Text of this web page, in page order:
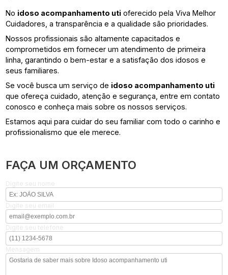
No idoso acompanhamento uti oferecido pela Viva Melhor
Cuidadores, a transparência e a qualidade são prioridades.
Nossos profissionais são altamente capacitados e
comprometidos em fornecer um atendimento de primeira
linha, garantindo o bem-estar e a satisfação dos idosos e
seus familiares.
Se você busca um serviço de idoso acompanhamento uti
que ofereça cuidado, atenção e segurança, entre em contato
conosco e conheça mais sobre os nossos serviços.
Estamos aqui para cuidar do seu familiar com todo o carinho e
profissionalismo que ele merece.
FAÇA UM ORÇAMENTO